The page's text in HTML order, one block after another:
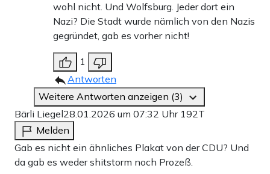
wohl nicht. Und Wolfsburg. Jeder dort ein
Nazi? Die Stadt wurde nämlich von den Nazis
gegründet, gab es vorher nicht!
1
Antworten
Weitere Antworten anzeigen (3)
Bärli Liegel28.01.2026 um 07:32 Uhr 192T
Melden
Gab es nicht ein ähnliches Plakat von der CDU? Und
da gab es weder shitstorm noch Prozeß.